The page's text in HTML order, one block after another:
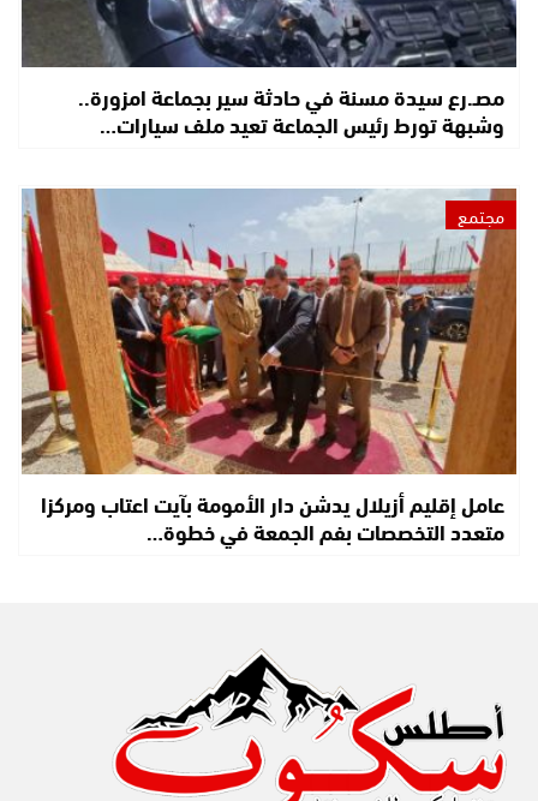
مصـ.رع سيدة مسنة في حادثة سير بجماعة امزورة..
وشبهة تورط رئيس الجماعة تعيد ملف سيارات…
مجتمع
عامل إقليم أزيلال يدشن دار الأمومة بآيت اعتاب ومركزا
متعدد التخصصات بفم الجمعة في خطوة…